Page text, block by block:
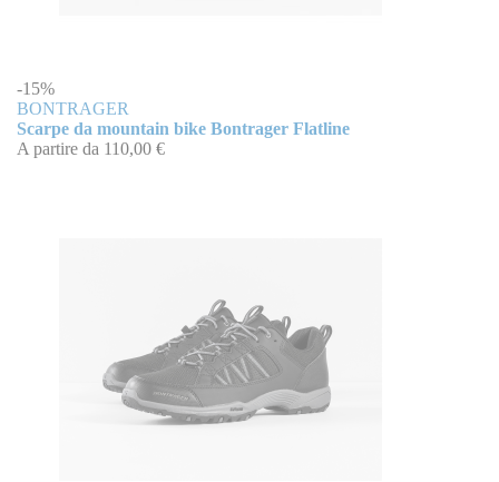
-15%
BONTRAGER
Scarpe da mountain bike Bontrager Flatline
A partire da 110,00 €